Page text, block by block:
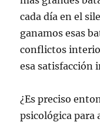
cada día en el
ganamos esas
conflictos
esa satisfacción
¿Es preciso
psicológica para